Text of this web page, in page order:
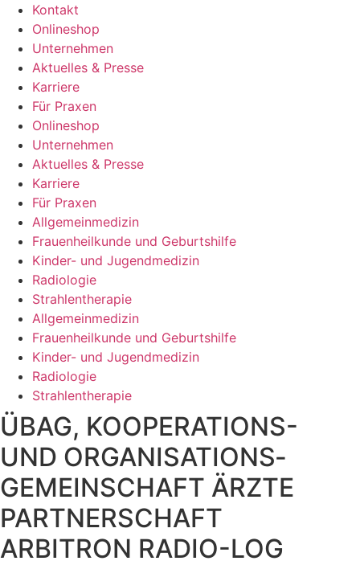
Kontakt
Onlineshop
Unternehmen
Aktuelles & Presse
Karriere
Für Praxen
Onlineshop
Unternehmen
Aktuelles & Presse
Karriere
Für Praxen
Allgemeinmedizin
Frauenheilkunde und Geburtshilfe
Kinder- und Jugendmedizin
Radiologie
Strahlentherapie
Allgemeinmedizin
Frauenheilkunde und Geburtshilfe
Kinder- und Jugendmedizin
Radiologie
Strahlentherapie
ÜBAG, KOOPERATIONS-
UND ORGANISATIONS­
GEMEINSCHAFT ÄRZTE
PARTNERSCHAFT
ARBITRON RADIO-LOG